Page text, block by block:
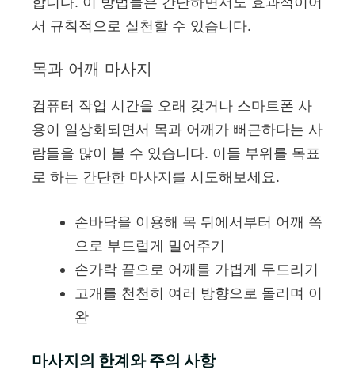
서 규칙적으로 실천할 수 있습니다.
목과 어깨 마사지
컴퓨터 작업 시간을 오래 갖거나 스마트폰 사
용이 일상화되면서 목과 어깨가 뻐근하다는 사
람들을 많이 볼 수 있습니다. 이들 부위를 목표
로 하는 간단한 마사지를 시도해보세요.
손바닥을 이용해 목 뒤에서부터 어깨 쪽
으로 부드럽게 밀어주기
손가락 끝으로 어깨를 가볍게 두드리기
고개를 천천히 여러 방향으로 돌리며 이
완
마사지의 한계와 주의 사항